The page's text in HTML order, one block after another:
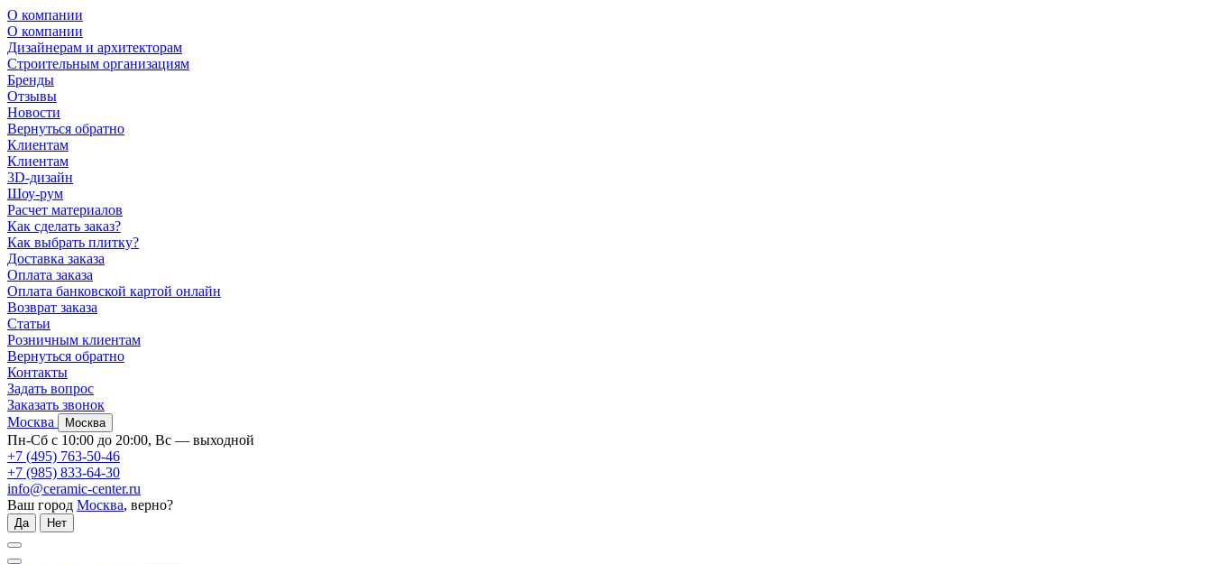
О компании
О компании
Дизайнерам и архитекторам
Строительным организациям
Бренды
Отзывы
Новости
Вернуться обратно
Клиентам
Клиентам
3D-дизайн
Шоу-рум
Расчет материалов
Как сделать заказ?
Как выбрать плитку?
Доставка заказа
Оплата заказа
Оплата банковской картой онлайн
Возврат заказа
Статьи
Розничным клиентам
Вернуться обратно
Контакты
Задать вопрос
Заказать звонок
Москва
Москва
Пн-Сб с 10:00 до 20:00, Вс — выходной
+7 (495) 763-50-46
+7 (985) 833-64-30
info@ceramic-center.ru
Ваш город Москва, верно?
Да Нет